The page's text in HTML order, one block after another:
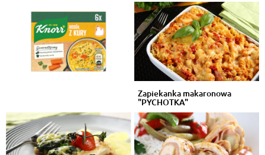
Zapiekanka makaronowa
"PYCHOTKA"